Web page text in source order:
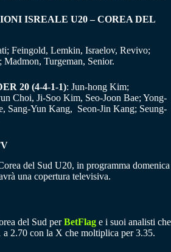
ISREALE U20 – COREA DEL
Feingold, Lemkin, Israelov, Revivo;
Turgeman, Senior.
20 (4-4-1-1): Jun-hong Kim;
Choi, Ji-Soo Kim, Seo-Joon Bae; Yong-
Sang-Yun Kang, Seon-Jin Kang; Seung-
del Sud U20, in programma domenica
una copertura televisiva.
del Sud perBetFlag e i suoi analisti che
a 2.70 con la X che moltiplica per 3.35.